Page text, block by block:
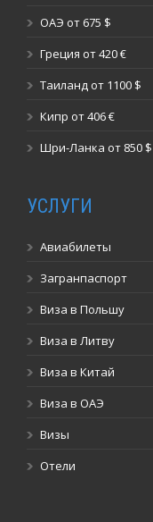
ОАЭ от 675 $
Греция от 420 €
Таиланд от 1100 $
Кипр от 406 €
Шри-Ланка от 850 $
УСЛУГИ
Авиабилеты
Загранпаспорт
Виза в Польшу
Виза в Литву
Виза в Китай
Виза в ОАЭ
Визы
Отели